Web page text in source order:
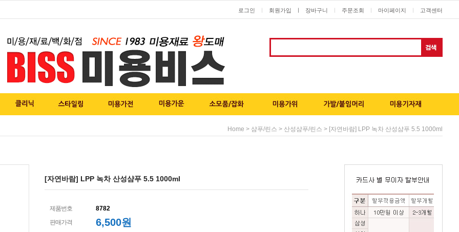
로그인 회원가입 ㅣ 장바구니 주문조회 마이페이지 고객센터
Home > 샴푸/린스 > 산성샴푸/린스 > [자연바람] LPP 녹차 산성샴푸 5.5 1000ml
[자연바람] LPP 녹차 산성샴푸 5.5 1000ml
제품번호
8782
판매가격
6,500원